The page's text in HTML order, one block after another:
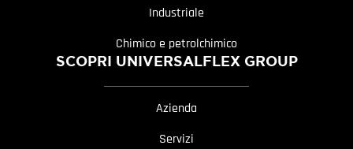
Industriale
Chimico e petrolchimico
SCOPRI UNIVERSALFLEX GROUP
Azienda
Servizi